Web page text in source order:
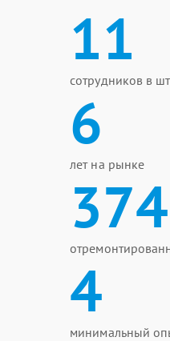
11
сотрудников в
6
лет на рынке
4
минимальный